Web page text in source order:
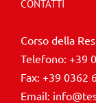
CONTATTI
Corso della
Telefono: +39
Fax: +39 0362
Email: